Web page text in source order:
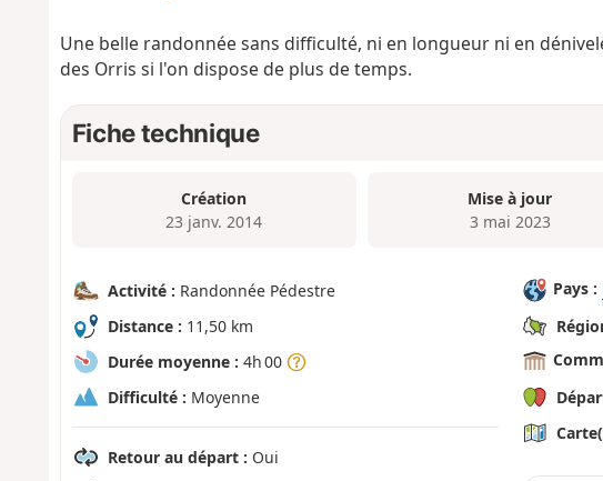
Une belle randonnée sans difficulté, ni en longueur ni en
des Orris si l'on dispose de plus de temps.
Fiche technique
Création
23 janv. 2014
Mise à jour
3 mai 2023
Activité : Randonnée Pédestre
Distance : 11,50 km
Durée moyenne : 4h 00
Difficulté : Moyenne
Retour au départ : Oui
Pays :